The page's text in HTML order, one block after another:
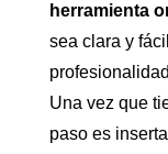
herramienta
sea clara y
Una vez que
paso es